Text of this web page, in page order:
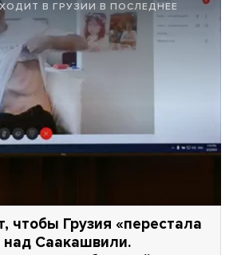
В ГРУЗИИ В ПОСЛЕДНЕЕ
чтобы Грузия «перестала
над Саакашвили.